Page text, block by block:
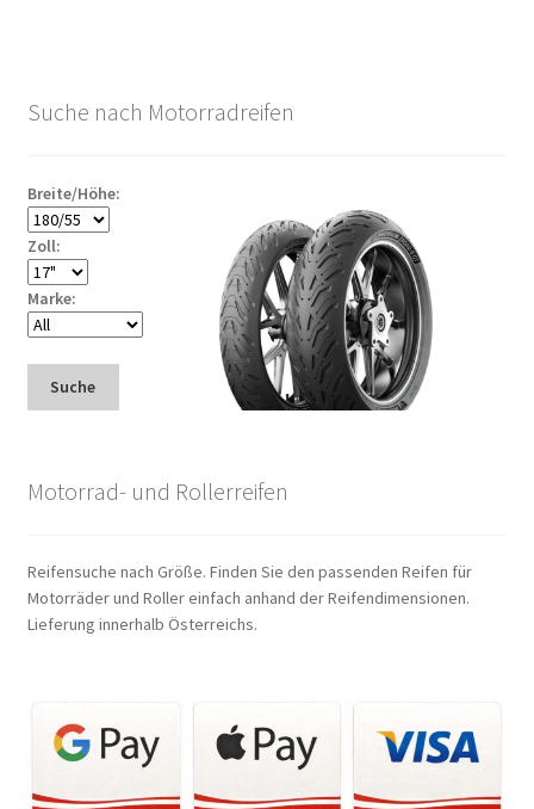
Suche nach Motorradreifen
Breite/Höhe:
Zoll:
Marke:
Suche
Motorrad- und Rollerreifen
Reifensuche nach Größe. Finden Sie den passenden Reifen für
Motorräder und Roller einfach anhand der Reifendimensionen.
Lieferung innerhalb Österreichs.